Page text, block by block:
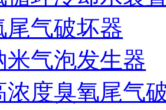
尾气破坏器
米气泡发生器
浓度臭氧尾气